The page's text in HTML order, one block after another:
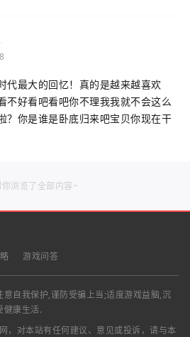
代最大的回忆！真的是越来越喜欢
不好看吧看吧你不理我我就不会这么
？你是谁是卧底归来吧宝贝你现在干
你浏览了全部内容~
游戏问答
自我保护,谨防受骗上当;适度游戏益脑,沉
健康生活.
，对本站有任何建议、意见或投诉，请与本